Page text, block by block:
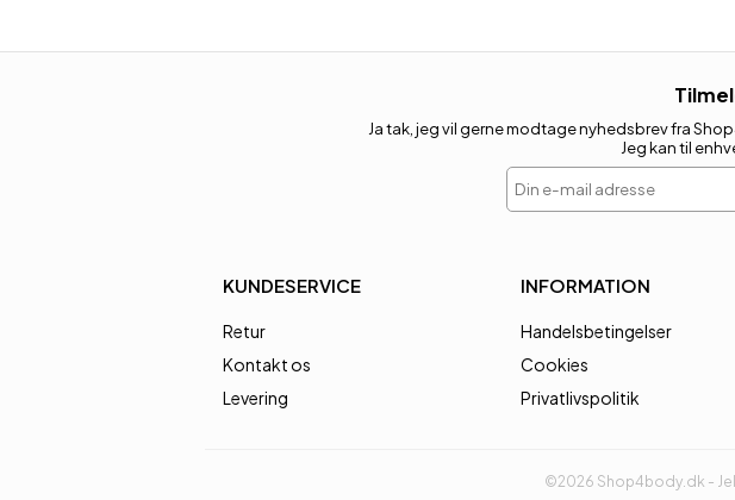
Ja tak, jeg vil gerne modtage nyhedsbrev fra
Jeg kan til
Din e-mail adresse
KUNDESERVICE
Retur
Kontakt os
Levering
INFORMATION
Handelsbetingelser
Cookies
Privatlivspolitik
©2026 Shop4body.dk -